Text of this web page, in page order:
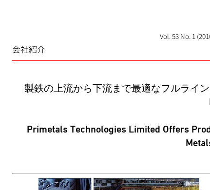
Vol. 53 No. 1
会社紹介
製鉄の上流から下流まで最適なフルライ
Primetals Technologies Limited Offers